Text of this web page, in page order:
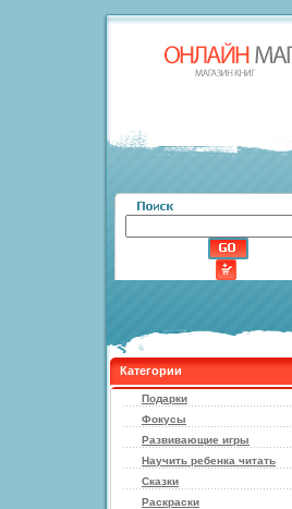
Категории
Подарки
Фокусы
Развивающие игры
Научить ребенка читать
Сказки
Раскраски